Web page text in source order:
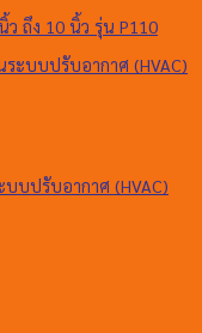
ถึง 10 นิ้ว รุ่น P110
บบปรับอากาศ (HVAC)